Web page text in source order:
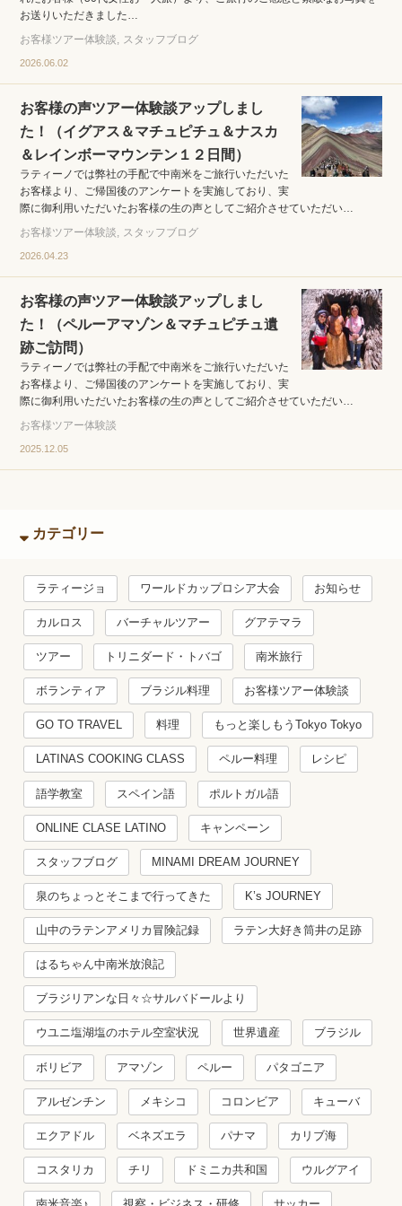
お送りいただきました…
お客様ツアー体験談
スタッフブログ
2026.06.02
お客様の声ツアー体験談アップしまし
た！（イグアス＆マチュピチュ＆ナスカ
＆レインボーマウンテン１２日間）
ラティーノでは弊社の手配で中南米をご旅行いただいた
お客様より、ご帰国後のアンケートを実施しており、実
際に御利用いただいたお客様の生の声としてご紹介させていただい…
お客様ツアー体験談
スタッフブログ
2026.04.23
お客様の声ツアー体験談アップしまし
た！（ペルーアマゾン＆マチュピチュ遺
跡ご訪問）
ラティーノでは弊社の手配で中南米をご旅行いただいた
お客様より、ご帰国後のアンケートを実施しており、実
際に御利用いただいたお客様の生の声としてご紹介させていただい…
お客様ツアー体験談
2025.12.05
カテゴリー
ラティージョ ワールドカップロシア大会 お知らせ
カルロス バーチャルツアー グアテマラ
ツアー トリニダード・トバゴ 南米旅行
ボランティア ブラジル料理 お客様ツアー体験談
GO TO TRAVEL 料理 もっと楽しもうTokyo Tokyo
LATINAS COOKING CLASS ペルー料理 レシピ
語学教室 スペイン語 ポルトガル語
ONLINE CLASE LATINO キャンペーン
スタッフブログ MINAMI DREAM JOURNEY
泉のちょっとそこまで行ってきた K’s JOURNEY
山中のラテンアメリカ冒険記録 ラテン大好き筒井の足跡
はるちゃん中南米放浪記
ブラジリアンな日々☆サルバドールより
ウユニ塩湖塩のホテル空室状況 世界遺産 ブラジル
ボリビア アマゾン ペルー パタゴニア
アルゼンチン メキシコ コロンビア キューバ
エクアドル ベネズエラ パナマ カリブ海
コスタリカ チリ ドミニカ共和国 ウルグアイ